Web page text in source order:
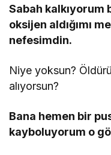
Sabah kalkıyorum
oksijen aldığımı
nefesimdin.
Niye yoksun?
alıyorsun?
Bana hemen bir
kayboluyorum o